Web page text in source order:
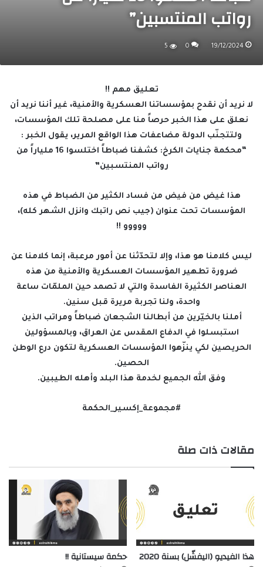
رواتب المنتسبين”
19/12/2024
0
5
تعليق مهم !!
لا نريد أن نقدح بمؤسساتنا العسكرية والأمنية، غير أننا نريد أن
نعلق على هذا الخبر حرصاً منا على مصلحة تلك المؤسسات،
ولتتجنّب الدولة مضاعفات هذا الواقع المرير، يقول الخبر :
“محكمة جنايات الكرخ: كشفنا ضباطاً اختلسوا 16 ملياراً من
رواتب المنتسبين”
هذا غيض من فيض من فساد الكثير من الضباط في هذه
المؤسسات تحت عنوان (جيب نص راتبك وانزل الشهر كله)،
ووووو !!
ليس كلامنا هو هذا، وإلا لتحدّثنا عن أمور مرعبة، إنما كلامنا عن
ضرورة تطهير المؤسسات العسكرية والأمنية من هذه
العناصر الكثيرة الفاسدة والتي لا تصمد حين الملمّات ساعة
واحدة، ولنا تجربة مريرة قبل سنين.
أملنا بالخيّرين من أبطالنا الشجعان ضباطاً ومراتب الذين
استبسلوا في الدفاع المقدس عن العراق، وبالمسؤولين
الحريصين لكي ينزّهوا المؤسسات العسكرية لتكون درع الوطن
الحصين.
وفق الله الجميع لخدمة هذا البلد وأهله الطيبين.
#مجموعة_إكسير_الحكمة
مقالات ذات صلة
هذا الفيديو (اليفشّل) بسنة 2020 حكمة سيستانية !!